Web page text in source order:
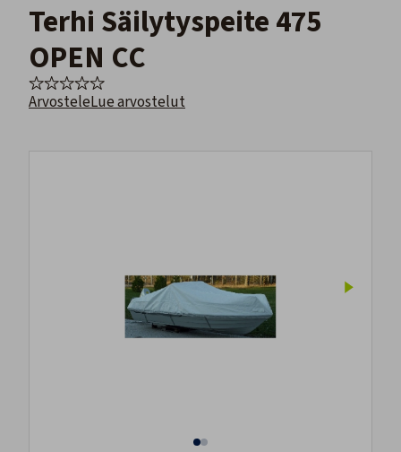
Terhi Säilytyspeite 475
OPEN CC
ArvosteleLue arvostelut